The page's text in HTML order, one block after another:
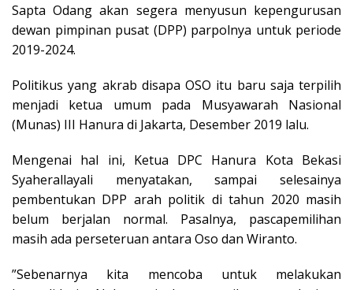
Sapta Odang akan segera menyusun kepengurusan
dewan pimpinan pusat (DPP) parpolnya untuk periode
2019-2024.
Politikus yang akrab disapa OSO itu baru saja terpilih
menjadi ketua umum pada Musyawarah Nasional
(Munas) III Hanura di Jakarta, Desember 2019 lalu.
Mengenai hal ini, Ketua DPC Hanura Kota Bekasi
Syaherallayali menyatakan, sampai selesainya
pembentukan DPP arah politik di tahun 2020 masih
belum berjalan normal. Pasalnya, pascapemilihan
masih ada perseteruan antara Oso dan Wiranto.
”Sebenarnya kita mencoba untuk melakukan